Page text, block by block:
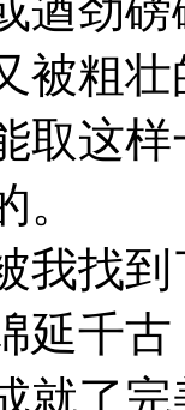
遒劲
被粗
这样
找到
延千
就了